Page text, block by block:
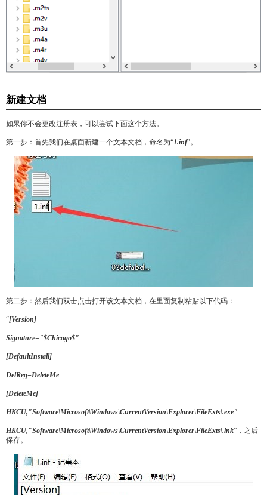
新建文档
如果你不会更改注册表，可以尝试下面这个方法。
第一步：首先我们在桌面新建一个文本文档，命名为“1.inf”。
第二步：然后我们双击点击打开该文本文档，在里面复制粘贴以下代码：
“[Version]
Signature="$Chicago$"
[DefaultInstall]
DelReg=DeleteMe
[DeleteMe]
HKCU,"Software\Microsoft\Windows\CurrentVersion\Explorer\FileExts\.exe"
HKCU,"Software\Microsoft\Windows\CurrentVersion\Explorer\FileExts\.lnk”，之后
保存。